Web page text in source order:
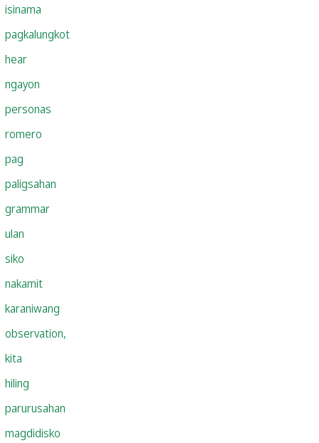
isinama
pagkalungkot
hear
ngayon
personas
romero
pag
paligsahan
grammar
ulan
siko
nakamit
karaniwang
observation,
kita
hiling
parurusahan
magdidisko